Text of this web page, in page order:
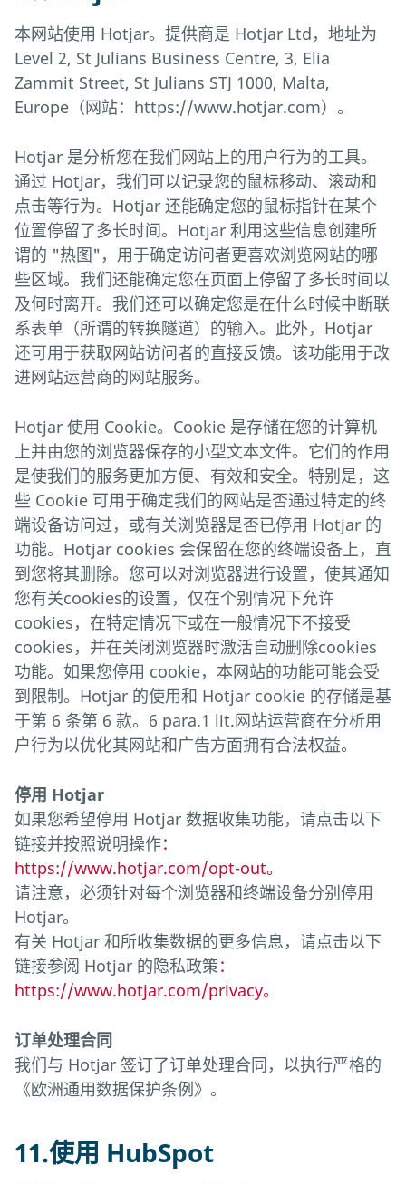
本网站使用 Hotjar。提供商是 Hotjar Ltd，地址为
Level 2, St Julians Business Centre, 3, Elia
Zammit Street, St Julians STJ 1000, Malta,
Europe（网站：https://www.hotjar.com）。
Hotjar 是分析您在我们网站上的用户行为的工具。
通过 Hotjar，我们可以记录您的鼠标移动、滚动和
点击等行为。Hotjar 还能确定您的鼠标指针在某个
位置停留了多长时间。Hotjar 利用这些信息创建所
谓的 "热图"，用于确定访问者更喜欢浏览网站的哪
些区域。我们还能确定您在页面上停留了多长时间以
及何时离开。我们还可以确定您是在什么时候中断联
系表单（所谓的转换隧道）的输入。此外，Hotjar
还可用于获取网站访问者的直接反馈。该功能用于改
进网站运营商的网站服务。
Hotjar 使用 Cookie。Cookie 是存储在您的计算机
上并由您的浏览器保存的小型文本文件。它们的作用
是使我们的服务更加方便、有效和安全。特别是，这
些 Cookie 可用于确定我们的网站是否通过特定的终
端设备访问过，或有关浏览器是否已停用 Hotjar 的
功能。Hotjar cookies 会保留在您的终端设备上，直
到您将其删除。您可以对浏览器进行设置，使其通知
您有关cookies的设置，仅在个别情况下允许
cookies，在特定情况下或在一般情况下不接受
cookies，并在关闭浏览器时激活自动删除cookies
功能。如果您停用 cookie，本网站的功能可能会受
到限制。Hotjar 的使用和 Hotjar cookie 的存储是基
于第 6 条第 6 款。6 para.1 lit.网站运营商在分析用
户行为以优化其网站和广告方面拥有合法权益。
停用 Hotjar
如果您希望停用 Hotjar 数据收集功能，请点击以下
链接并按照说明操作：
https://www.hotjar.com/opt-out。
请注意，必须针对每个浏览器和终端设备分别停用
Hotjar。
有关 Hotjar 和所收集数据的更多信息，请点击以下
链接参阅 Hotjar 的隐私政策：
https://www.hotjar.com/privacy。
订单处理合同
我们与 Hotjar 签订了订单处理合同，以执行严格的
《欧洲通用数据保护条例》。
11.使用 HubSpot